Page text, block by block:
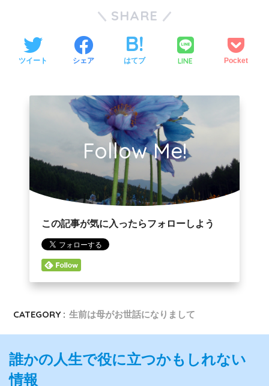
SHARE
ツイート シェア はてブ LINE Pocket
Follow Me!
この記事が気に入ったらフォローしよう
CATEGORY : 生前は母がお世話になりまして
誰かの人生で役に立つかもしれない
情報